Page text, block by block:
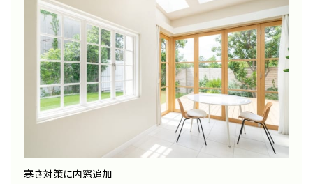
寒さ対策に内窓追加